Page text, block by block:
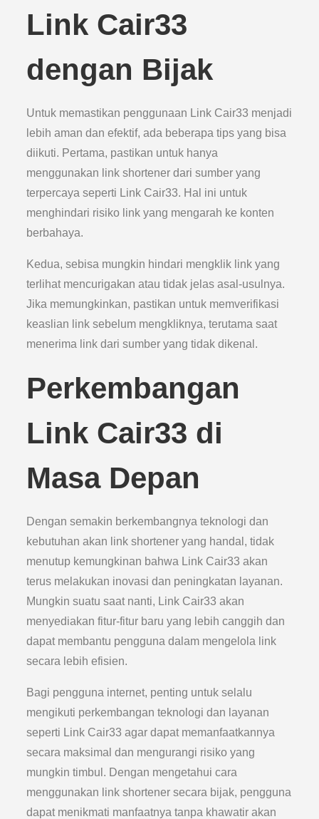
Link Cair33
dengan Bijak
Untuk memastikan penggunaan Link Cair33 menjadi
lebih aman dan efektif, ada beberapa tips yang bisa
diikuti. Pertama, pastikan untuk hanya
menggunakan link shortener dari sumber yang
terpercaya seperti Link Cair33. Hal ini untuk
menghindari risiko link yang mengarah ke konten
berbahaya.
Kedua, sebisa mungkin hindari mengklik link yang
terlihat mencurigakan atau tidak jelas asal-usulnya.
Jika memungkinkan, pastikan untuk memverifikasi
keaslian link sebelum mengkliknya, terutama saat
menerima link dari sumber yang tidak dikenal.
Perkembangan
Link Cair33 di
Masa Depan
Dengan semakin berkembangnya teknologi dan
kebutuhan akan link shortener yang handal, tidak
menutup kemungkinan bahwa Link Cair33 akan
terus melakukan inovasi dan peningkatan layanan.
Mungkin suatu saat nanti, Link Cair33 akan
menyediakan fitur-fitur baru yang lebih canggih dan
dapat membantu pengguna dalam mengelola link
secara lebih efisien.
Bagi pengguna internet, penting untuk selalu
mengikuti perkembangan teknologi dan layanan
seperti Link Cair33 agar dapat memanfaatkannya
secara maksimal dan mengurangi risiko yang
mungkin timbul. Dengan mengetahui cara
menggunakan link shortener secara bijak, pengguna
dapat menikmati manfaatnya tanpa khawatir akan